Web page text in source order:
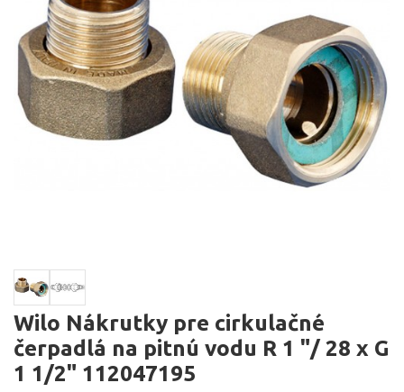
Wilo Nákrutky pre cirkulačné
čerpadlá na pitnú vodu R 1 "/ 28 x G
1 1/2" 112047195